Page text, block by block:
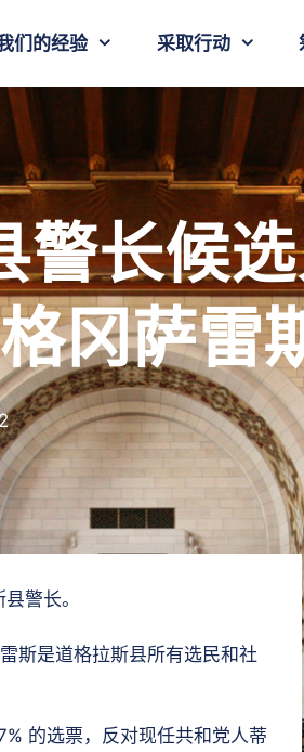
们的经验 采取行动
警长候
冈萨雷
警长。
斯是道格拉斯县所有选民和社
的选票，反对现任共和党人蒂